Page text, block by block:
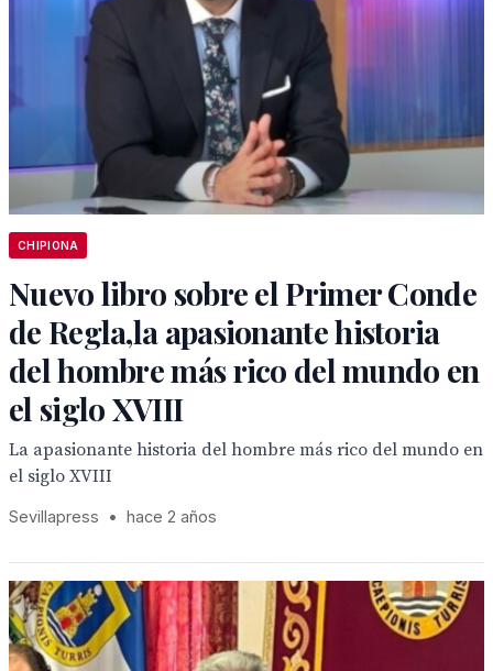
CHIPIONA
Nuevo libro sobre el Primer Conde
de Regla,la apasionante historia
del hombre más rico del mundo en
el siglo XVIII
La apasionante historia del hombre más rico del mundo en
el siglo XVIII
Sevillapress • hace 2 años